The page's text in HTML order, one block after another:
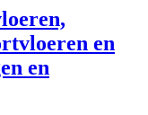
en
en